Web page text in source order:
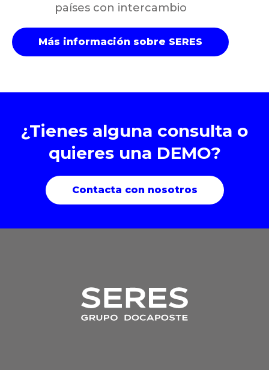
países con intercambio
Más información sobre SERES
¿Tienes alguna consulta o
quieres una DEMO?
Contacta con nosotros